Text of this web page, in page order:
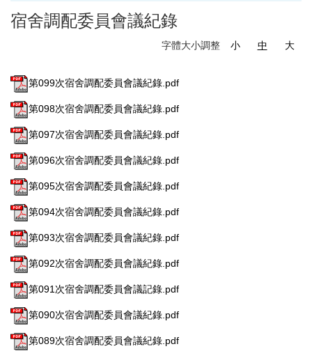
宿舍調配委員會議紀錄
字體大小調整 小 中 大
第099次宿舍調配委員會議紀錄.pdf
第098次宿舍調配委員會議紀錄.pdf
第097次宿舍調配委員會議紀錄.pdf
第096次宿舍調配委員會議紀錄.pdf
第095次宿舍調配委員會議紀錄.pdf
第094次宿舍調配委員會議紀錄.pdf
第093次宿舍調配委員會議紀錄.pdf
第092次宿舍調配委員會議紀錄.pdf
第091次宿舍調配委員會議記錄.pdf
第090次宿舍調配委員會議紀錄.pdf
第089次宿舍調配委員會議紀錄.pdf